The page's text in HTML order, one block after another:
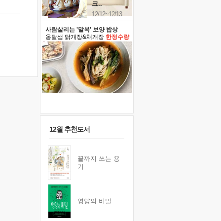
크..
12/12~12/13
사람살리는 '말복' 보양 밥상
옹달샘 닭개장&채개장 한정수량
12월 추천도서
끝까지 쓰는 용
기
영양의 비밀